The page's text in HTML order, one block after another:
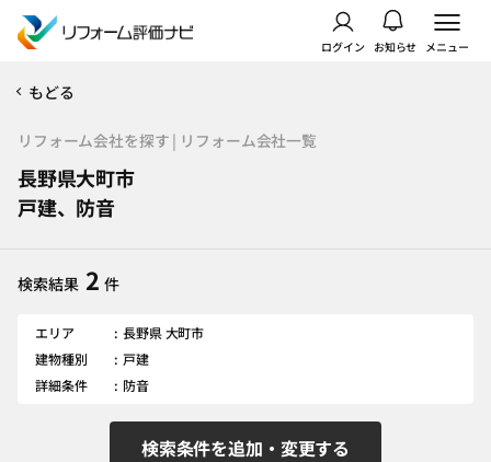
ログイン お知らせ メニュー
もどる
リフォーム会社を探す | リフォーム会社一覧
長野県大町市
戸建、防音
検索結果 2 件
エリア
長野県 大町市
建物種別
戸建
詳細条件
防音
検索条件を追加・変更する